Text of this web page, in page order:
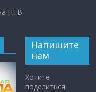
НТВ.
Напишите
нам
Хотите
поделиться